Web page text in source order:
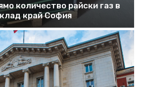
количество райски газ в
край София